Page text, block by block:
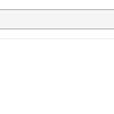
suggestions will show